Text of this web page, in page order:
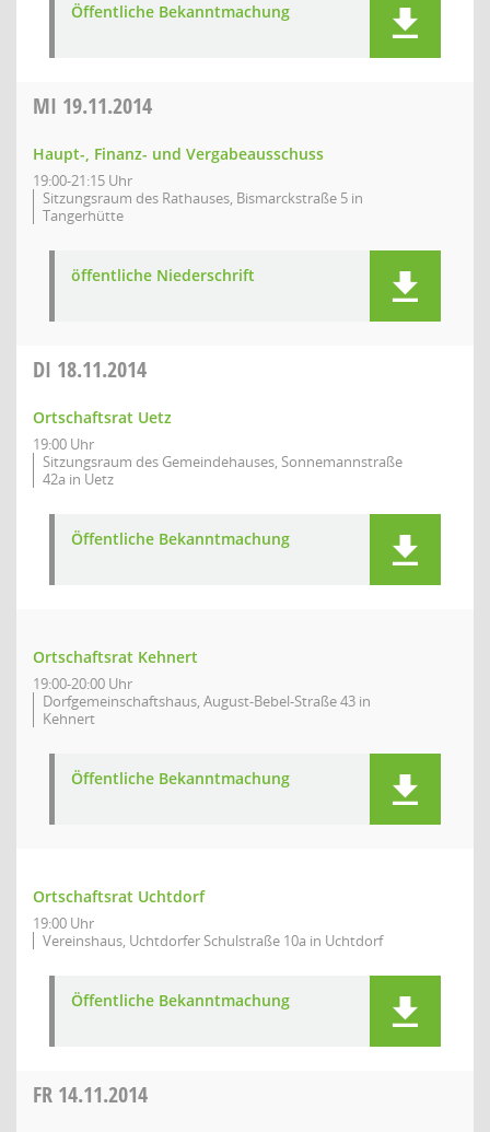
Öffentliche Bekanntmachung
MI 19.11.2014
Haupt-, Finanz- und Vergabeausschuss
19:00-21:15 Uhr
Sitzungsraum des Rathauses, Bismarckstraße 5 in
Tangerhütte
öffentliche Niederschrift
DI 18.11.2014
Ortschaftsrat Uetz
19:00 Uhr
Sitzungsraum des Gemeindehauses, Sonnemannstraße
42a in Uetz
Öffentliche Bekanntmachung
Ortschaftsrat Kehnert
19:00-20:00 Uhr
Dorfgemeinschaftshaus, August-Bebel-Straße 43 in
Kehnert
Öffentliche Bekanntmachung
Ortschaftsrat Uchtdorf
19:00 Uhr
Vereinshaus, Uchtdorfer Schulstraße 10a in Uchtdorf
Öffentliche Bekanntmachung
FR 14.11.2014